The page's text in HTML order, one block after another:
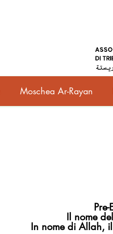
Moschea Ar-Rayan
Il nome
In nome di Allah,